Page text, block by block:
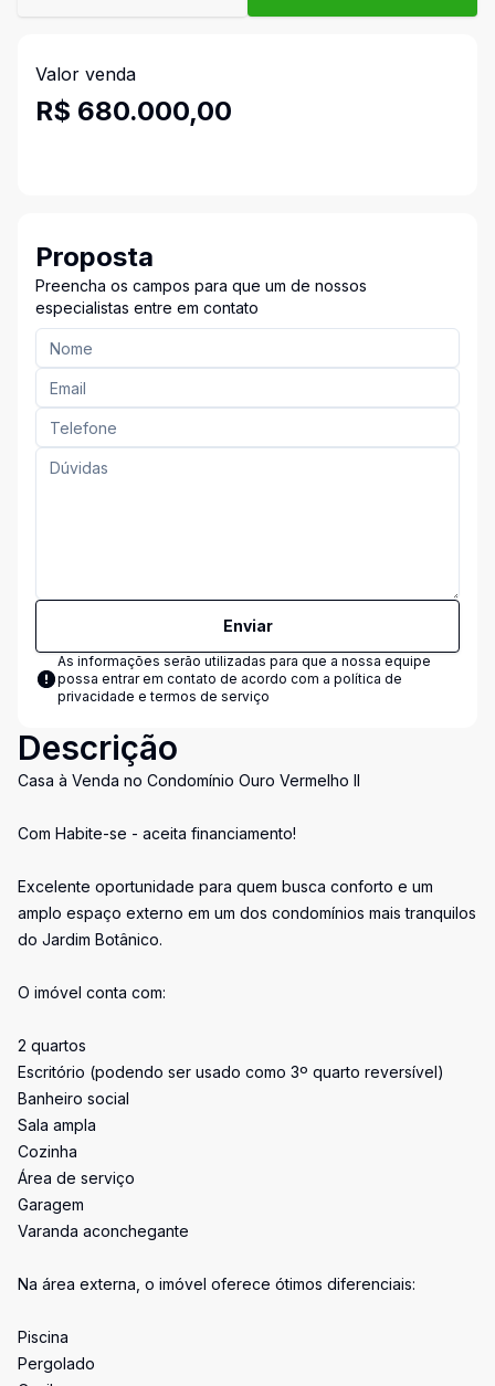
Valor venda
R$ 680.000,00
Proposta
Preencha os campos para que um de nossos
especialistas entre em contato
Enviar
As informações serão utilizadas para que a nossa equipe
possa entrar em contato de acordo com a política de
privacidade e termos de serviço
Descrição
Casa à Venda no Condomínio Ouro Vermelho II
Com Habite-se - aceita financiamento!
Excelente oportunidade para quem busca conforto e um
amplo espaço externo em um dos condomínios mais tranquilos
do Jardim Botânico.
O imóvel conta com:
2 quartos
Escritório (podendo ser usado como 3º quarto reversível)
Banheiro social
Sala ampla
Cozinha
Área de serviço
Garagem
Varanda aconchegante
Na área externa, o imóvel oferece ótimos diferenciais:
Piscina
Pergolado